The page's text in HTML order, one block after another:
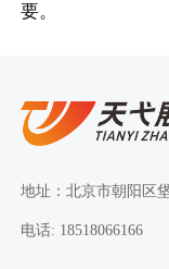
要。
地址：北京市朝阳区
电话: 18518066166